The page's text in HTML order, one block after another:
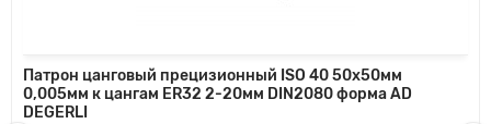
Патрон цанговый прецизионный ISO 40 50x50мм
0,005мм к цангам ER32 2-20мм DIN2080 форма AD
DEGERLI